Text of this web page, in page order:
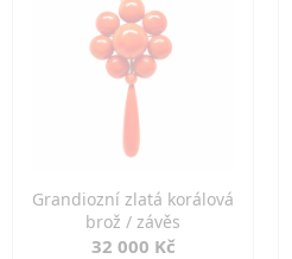
Grandiozní zlatá korálová
brož / závěs
32 000 Kč